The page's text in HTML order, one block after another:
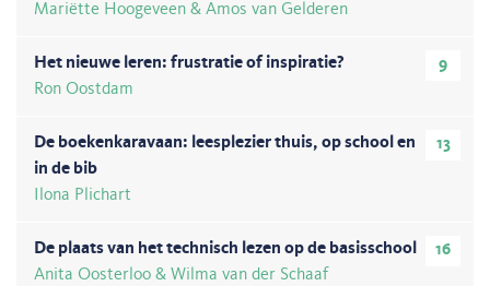
Mariëtte Hoogeveen & Amos van Gelderen
9
Het nieuwe leren: frustratie of inspiratie?
Ron Oostdam
13
De boekenkaravaan: leesplezier thuis, op school en
in de bib
Ilona Plichart
16
De plaats van het technisch lezen op de basisschool
Anita Oosterloo & Wilma van der Schaaf